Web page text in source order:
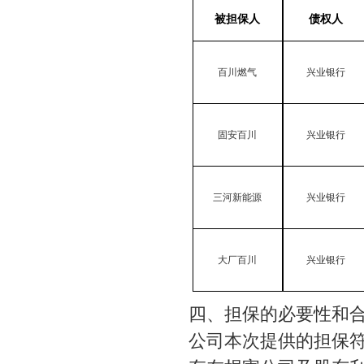
被担保人 债权人
百川燃气 兴业银行
固安百川 兴业银行
三河新能源 兴业银行
大厂百川 兴业银行
四、担保的必要性和
公司本次提供的担保